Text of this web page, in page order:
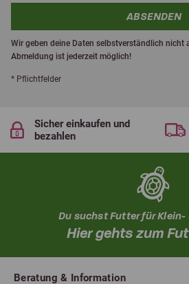
ABSENDEN
Wir geben deine Daten selbstverständlich nicht
Abmeldung ist jederzeit möglich!
* Pflichtfelder
Sicher einkaufen und
bezahlen
Du suchst Futter für
Hier gehts zum
Beratung & Information